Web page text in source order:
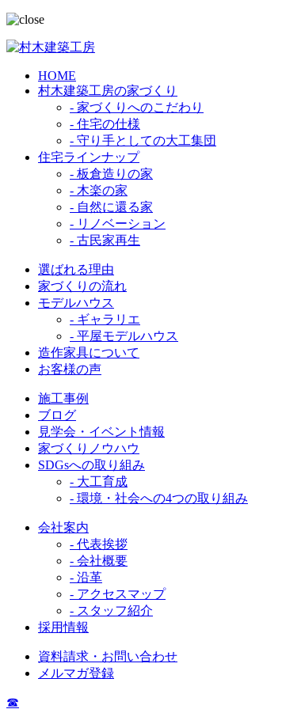
HOME
村木建築工房の家づくり
- 家づくりへのこだわり
- 住宅の仕様
- 守り手としての大工集団
住宅ラインナップ
- 板倉造りの家
- 木楽の家
- 自然に還る家
- リノベーション
- 古民家再生
選ばれる理由
家づくりの流れ
モデルハウス
- ギャラリエ
- 平屋モデルハウス
造作家具について
お客様の声
施工事例
ブログ
見学会・イベント情報
家づくりノウハウ
SDGsへの取り組み
- 大工育成
- 環境・社会への4つの取り組み
会社案内
- 代表挨拶
- 会社概要
- 沿革
- アクセスマップ
- スタッフ紹介
採用情報
資料請求・お問い合わせ
メルマガ登録
☎